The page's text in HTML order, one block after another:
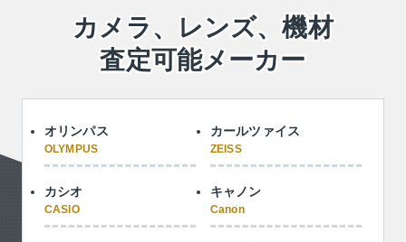
カメラ、レンズ、機材
査定可能メーカー
オリンパス
OLYMPUS
カールツァイス
ZEISS
カシオ
CASIO
キャノン
Canon